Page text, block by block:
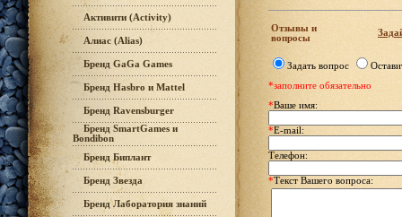
Активити (Activity)
Алиас (Alias)
Бренд GaGa Games
Бренд Hasbro и Mattel
Бренд Ravensburger
Бренд SmartGames и
Bondibon
Бренд Биплант
Бренд Звезда
Бренд Лаборатория знаний
Отзывы и
вопросы
Задать вопрос
*заполните обязательно
*Ваше имя:
*E-mail:
Телефон:
*Текст Вашего вопроса: